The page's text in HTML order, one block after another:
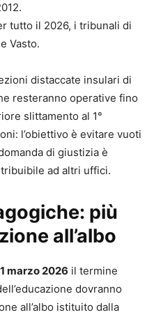
tutto il 2026, i tribunali di
Vasto.
distaccate insulari di
resteranno operative fino
slittamento al 1°
l’obiettivo è evitare vuoti
di giustizia è
ad altri uffici.
più
all’albo
marzo 2026 il termine
dovranno
all’albo istituito dalla